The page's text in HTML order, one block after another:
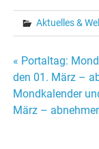
Aktuelles &
Beitrags-
« Portaltag:
den 01. März –
Mondkalender
März –